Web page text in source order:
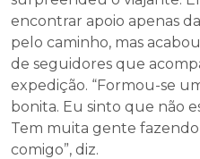
encontrar apoio apenas
pelo caminho, mas
de seguidores que
expedição. “Formou-se
bonita. Eu sinto que não
Tem muita gente
comigo”, diz.